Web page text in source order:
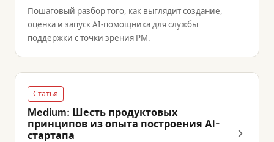
Пошаговый разбор того, как выглядит создание,
оценка и запуск AI-помощника для службы
поддержки с точки зрения PM.
Статья
Medium: Шесть продуктовых
принципов из опыта построения AI-
стартапа